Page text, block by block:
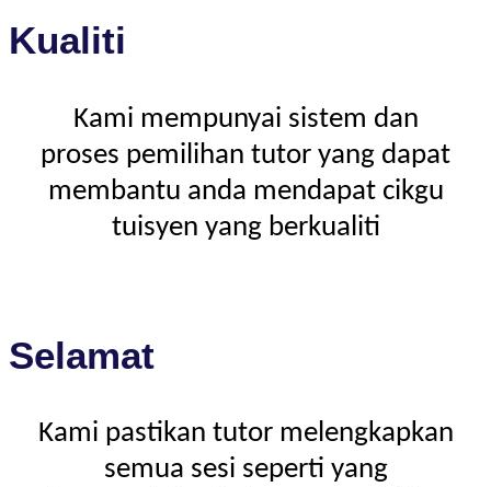
Kualiti
Kami mempunyai sistem dan
proses pemilihan tutor yang dapat
membantu anda mendapat cikgu
tuisyen yang berkualiti
Selamat
Kami pastikan tutor melengkapkan
semua sesi seperti yang